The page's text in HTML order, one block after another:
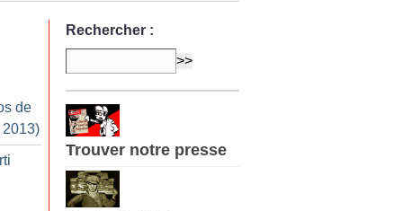
de
2013)
Rechercher :
Trouver notre presse